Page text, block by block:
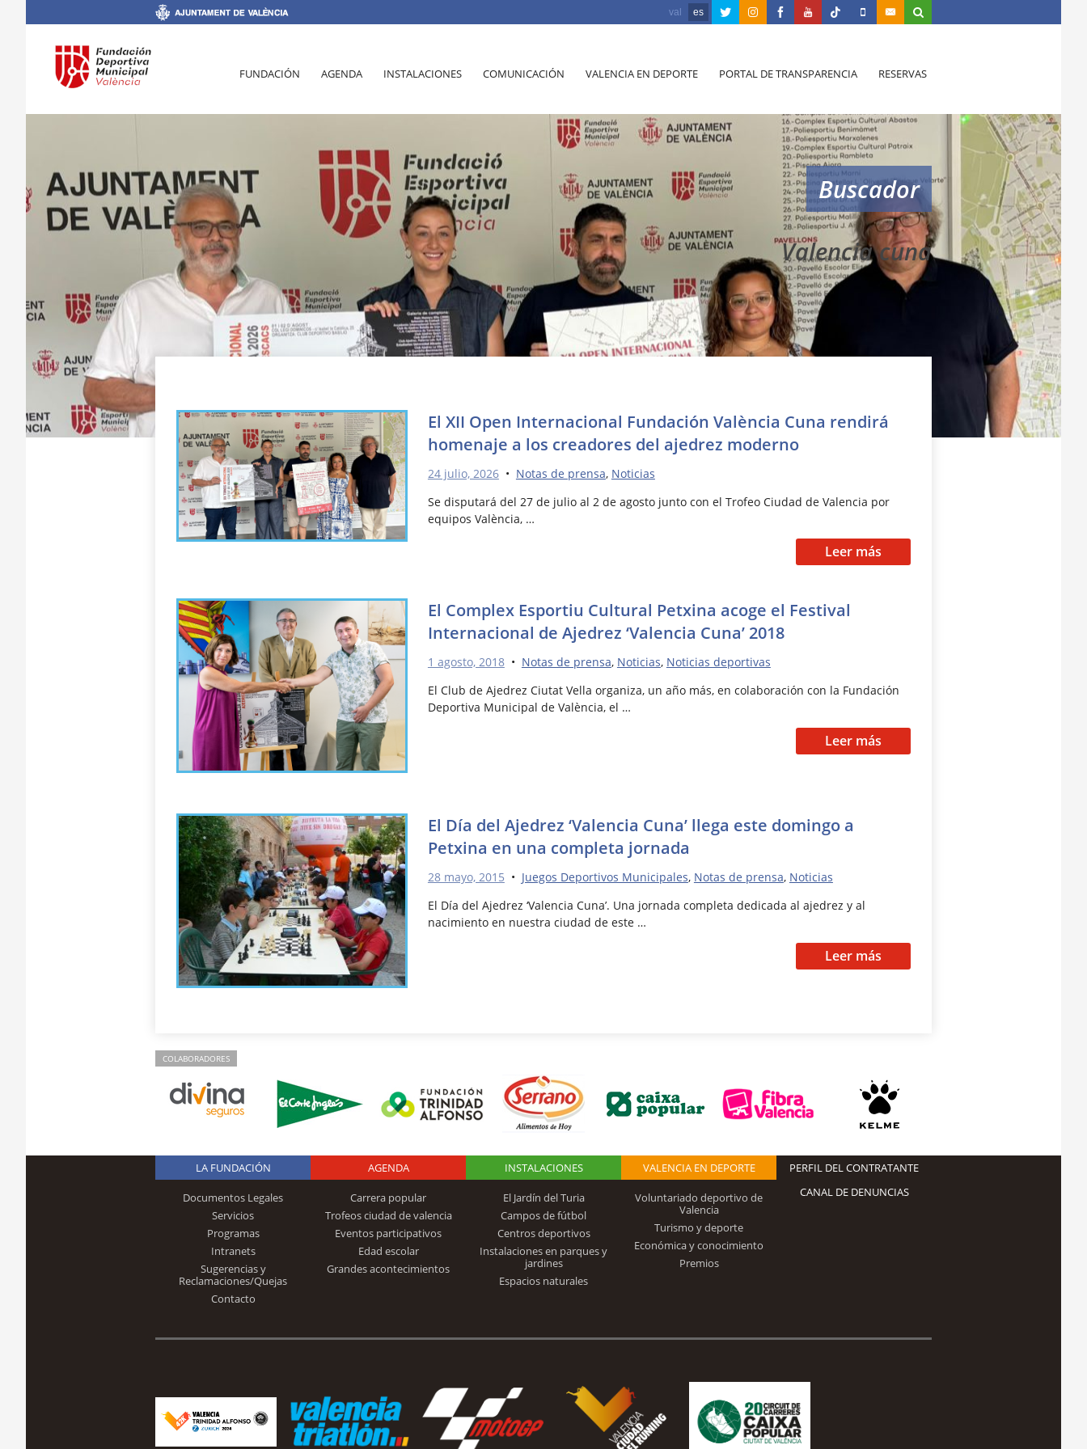
val es
FUNDACIÓN AGENDA INSTALACIONES COMUNICACIÓN VALENCIA EN DEPORTE PORTAL DE TRANSPARENCIA RESERVAS
Buscador
Valencia cuna
El XII Open Internacional Fundación València Cuna rendirá
homenaje a los creadores del ajedrez moderno
24 julio, 2026• Notas de prensa, Noticias
Se disputará del 27 de julio al 2 de agosto junto con el Trofeo Ciudad de Valencia por
equipos València, …
Leer más
El Complex Esportiu Cultural Petxina acoge el Festival
Internacional de Ajedrez ‘Valencia Cuna’ 2018
1 agosto, 2018• Notas de prensa, Noticias, Noticias deportivas
El Club de Ajedrez Ciutat Vella organiza, un año más, en colaboración con la Fundación
Deportiva Municipal de València, el …
Leer más
El Día del Ajedrez ‘Valencia Cuna’ llega este domingo a
Petxina en una completa jornada
28 mayo, 2015 • Juegos Deportivos Municipales, Notas de prensa, Noticias
El Día del Ajedrez ‘Valencia Cuna’. Una jornada completa dedicada al ajedrez y al
nacimiento en nuestra ciudad de este …
Leer más
COLABORADORES
Logo Fundación
Trinidad Alfonso
LA FUNDACIÓN
Documentos Legales
Servicios
Programas
Intranets
Sugerencias y
Reclamaciones/Quejas
Contacto
AGENDA
Carrera popular
Trofeos ciudad de valencia
Eventos participativos
Edad escolar
Grandes acontecimientos
INSTALACIONES
El Jardín del Turia
Campos de fútbol
Centros deportivos
Instalaciones en parques y
jardines
Espacios naturales
VALENCIA EN DEPORTE
Voluntariado deportivo de
Valencia
Turismo y deporte
Económica y conocimiento
Premios
PERFIL DEL CONTRATANTE
CANAL DE DENUNCIAS